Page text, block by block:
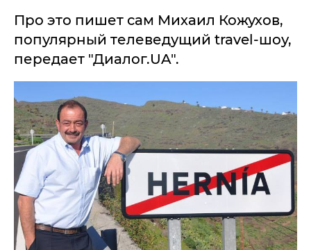
Про это пишет сам Михаил Кожухов,
популярный телеведущий travel-шоу,
передает "Диалог.UA".